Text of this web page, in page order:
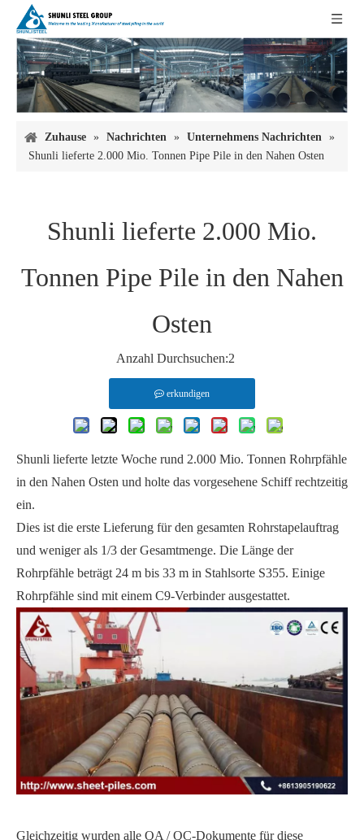
Zuhause » Nachrichten » Unternehmens Nachrichten »
Shunli lieferte 2.000 Mio. Tonnen Pipe Pile in den Nahen Osten
Shunli lieferte 2.000 Mio.
Tonnen Pipe Pile in den Nahen
Osten
Anzahl Durchsuchen:2
erkundigen
Shunli lieferte letzte Woche rund 2.000 Mio. Tonnen Rohrpfähle
in den Nahen Osten und holte das vorgesehene Schiff rechtzeitig
ein.
Dies ist die erste Lieferung für den gesamten Rohrstapelauftrag
und weniger als 1/3 der Gesamtmenge. Die Länge der
Rohrpfähle beträgt 24 m bis 33 m in Stahlsorte S355. Einige
Rohrpfähle sind mit einem C9-Verbinder ausgestattet.
Gleichzeitig wurden alle QA / QC-Dokumente für diese